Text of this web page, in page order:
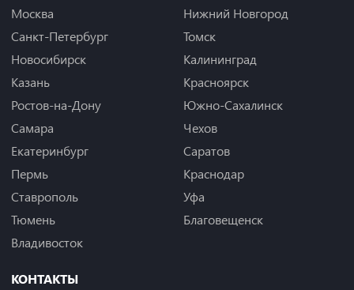
Москва
Санкт-Петербург
Новосибирск
Казань
Ростов-на-Дону
Самара
Екатеринбург
Пермь
Ставрополь
Тюмень
Владивосток
Нижний Новгород
Томск
Калининград
Красноярск
Южно-Сахалинск
Чехов
Саратов
Краснодар
Уфа
Благовещенск
КОНТАКТЫ